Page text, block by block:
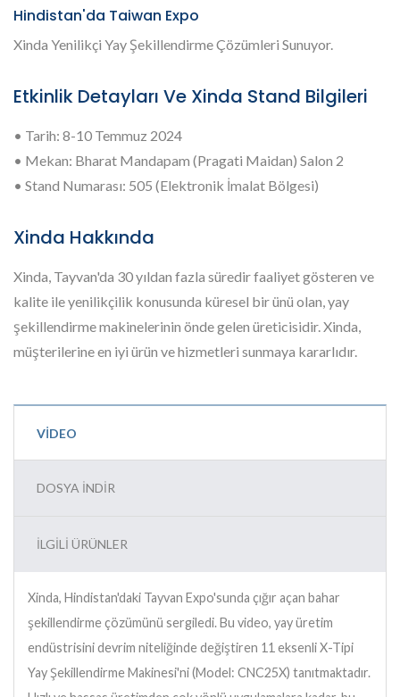
Hindistan'da Taiwan Expo
Xinda Yenilikçi Yay Şekillendirme Çözümleri Sunuyor.
Etkinlik Detayları Ve Xinda Stand Bilgileri
• Tarih: 8-10 Temmuz 2024
• Mekan: Bharat Mandapam (Pragati Maidan) Salon 2
• Stand Numarası: 505 (Elektronik İmalat Bölgesi)
Xinda Hakkında
Xinda, Tayvan'da 30 yıldan fazla süredir faaliyet gösteren ve
kalite ile yenilikçilik konusunda küresel bir ünü olan, yay
şekillendirme makinelerinin önde gelen üreticisidir. Xinda,
müşterilerine en iyi ürün ve hizmetleri sunmaya kararlıdır.
VIDEO
DOSYA İNDIR
İLGILI ÜRÜNLER
Xinda, Hindistan'daki Tayvan Expo'sunda çığır açan bahar
şekillendirme çözümünü sergiledi. Bu video, yay üretim
endüstrisini devrim niteliğinde değiştiren 11 eksenli X-Tipi
Yay Şekillendirme Makinesi'ni (Model: CNC25X) tanıtmaktadır.